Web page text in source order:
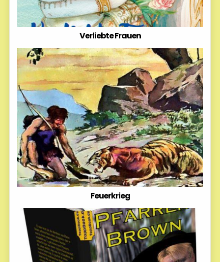
Verliebte Frauen
Feuerkrieg